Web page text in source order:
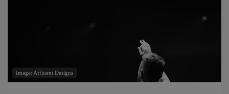
Image: Affluent Designs